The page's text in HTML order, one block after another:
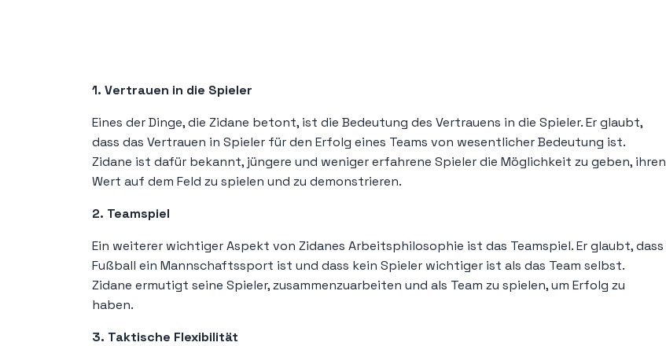
1. Vertrauen in die Spieler
Eines der Dinge, die Zidane betont, ist die Bedeutung des Vertrauens in die Spieler. Er glaubt,
dass das Vertrauen in Spieler für den Erfolg eines Teams von wesentlicher Bedeutung ist.
Zidane ist dafür bekannt, jüngere und weniger erfahrene Spieler die Möglichkeit zu geben, ihren
Wert auf dem Feld zu spielen und zu demonstrieren.
2. Teamspiel
Ein weiterer wichtiger Aspekt von Zidanes Arbeitsphilosophie ist das Teamspiel. Er glaubt, dass
Fußball ein Mannschaftssport ist und dass kein Spieler wichtiger ist als das Team selbst.
Zidane ermutigt seine Spieler, zusammenzuarbeiten und als Team zu spielen, um Erfolg zu
haben.
3. Taktische Flexibilität